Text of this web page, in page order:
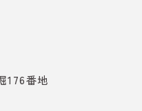
176番地